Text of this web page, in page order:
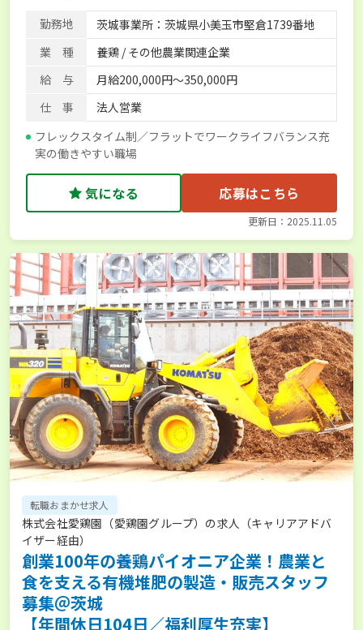
賞与実績あり
年間休日100日以上 社会保険完備
勤務地
茨城事業所：茨城県小美玉市堅倉1739番地
業 種
養鶏 / その他農業関連企業
給 与
月給200,000円～350,000円
仕 事
法人営業
フレックスタイム制／フラットでワークライフバランス充
実の働きやすい職場
気になる 応募はこちら
更新日：2025.11.05
転職おまかせ求人
株式会社愛鶏園（愛鶏園グループ）の求人（キャリアアドバ
イザー経由）
創業100年の養鶏パイオニア企業！農業と
食を支える有機堆肥の製造・販売スタッフ
募集＠茨城
【年間休日104日／福利厚生充実】